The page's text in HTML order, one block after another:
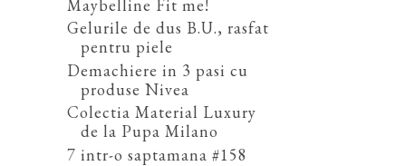
Maybelline Fit me!
Gelurile de dus B.U., rasfat
pentru piele
Demachiere in 3 pasi cu
produse Nivea
Colectia Material Luxury
de la Pupa Milano
7 intr-o saptamana #158